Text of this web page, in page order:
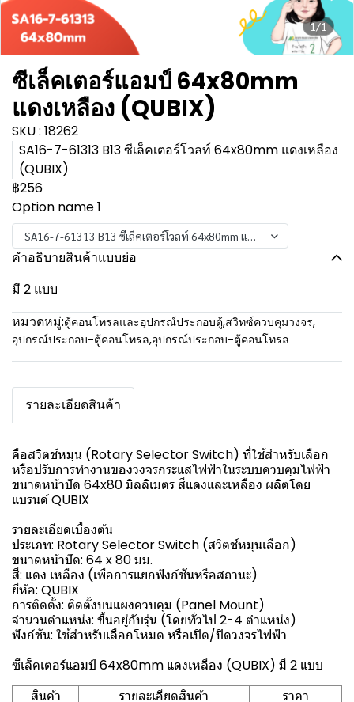
1/1
ซีเล็คเตอร์แอมป์ 64x80mm
แดงเหลือง (QUBIX)
SKU : 18262
SA16-7-61313 B13 ซีเล็คเตอร์โวลท์ 64x80mm แดงเหลือง
(QUBIX)
฿256
Option name 1
SA16-7-61313 B13 ซีเล็คเตอร์โวลท์ 64x80mm แดงเหลือง (QUBIX)
คำอธิบายสินค้าแบบย่อ
มี 2 แบบ
หมวดหมู่:ตู้คอนโทรลและอุปกรณ์ประกอบตู้,สวิทซ์ควบคุมวงจร,
อุปกรณ์ประกอบ-ตู้คอนโทรล,อุปกรณ์ประกอบ-ตู้คอนโทรล
รายละเอียดสินค้า
คือสวิตช์หมุน (Rotary Selector Switch) ที่ใช้สำหรับเลือก
หรือปรับการทำงานของวงจรกระแสไฟฟ้าในระบบควบคุมไฟฟ้า
ขนาดหน้าปัด 64x80 มิลลิเมตร สีแดงและเหลือง ผลิตโดย
แบรนด์ QUBIX
รายละเอียดเบื้องต้น
ประเภท: Rotary Selector Switch (สวิตช์หมุนเลือก)
ขนาดหน้าปัด: 64 x 80 มม.
สี: แดง เหลือง (เพื่อการแยกฟังก์ชันหรือสถานะ)
ยี่ห้อ: QUBIX
การติดตั้ง: ติดตั้งบนแผงควบคุม (Panel Mount)
จำนวนตำแหน่ง: ขึ้นอยู่กับรุ่น (โดยทั่วไป 2-4 ตำแหน่ง)
ฟังก์ชัน: ใช้สำหรับเลือกโหมด หรือเปิด/ปิดวงจรไฟฟ้า
ซีเล็คเตอร์แอมป์ 64x80mm แดงเหลือง (QUBIX) มี 2 แบบ
สินค้า
รายละเอียดสินค้า
ราคา